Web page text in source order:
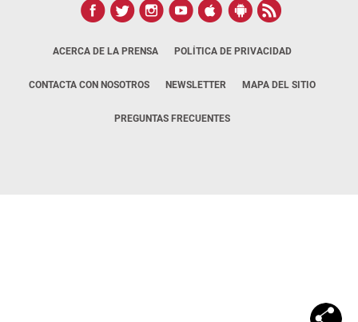
ACERCA DE LA PRENSA POLÍTICA DE PRIVACIDAD
CONTACTA CON NOSOTROS NEWSLETTER MAPA DEL SITIO
PREGUNTAS FRECUENTES